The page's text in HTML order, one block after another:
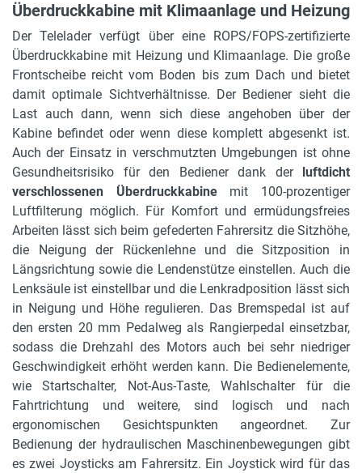
Überdruckkabine mit Klimaanlage und Heizung
Der Telelader verfügt über eine ROPS/FOPS-zertifizierte
Überdruckkabine mit Heizung und Klimaanlage. Die große
Frontscheibe reicht vom Boden bis zum Dach und bietet
damit optimale Sichtverhältnisse. Der Bediener sieht die
Last auch dann, wenn sich diese angehoben über der
Kabine befindet oder wenn diese komplett abgesenkt ist.
Auch der Einsatz in verschmutzten Umgebungen ist ohne
Gesundheitsrisiko für den Bediener dank der luftdicht
verschlossenen Überdruckkabinemit 100-prozentiger
Luftfilterung möglich. Für Komfort und ermüdungsfreies
Arbeiten lässt sich beim gefederten Fahrersitz die Sitzhöhe,
die Neigung der Rückenlehne und die Sitzposition in
Längsrichtung sowie die Lendenstütze einstellen. Auch die
Lenksäule ist einstellbar und die Lenkradposition lässt sich
in Neigung und Höhe regulieren. Das Bremspedal ist auf
den ersten 20 mm Pedalweg als Rangierpedal einsetzbar,
sodass die Drehzahl des Motors auch bei sehr niedriger
Geschwindigkeit erhöht werden kann. Die Bedienelemente,
wie Startschalter, Not-Aus-Taste, Wahlschalter für die
Fahrtrichtung und weitere, sind logisch und nach
ergonomischen Gesichtspunkten angeordnet. Zur
Bedienung der hydraulischen Maschinenbewegungen gibt
es zwei Joysticks am Fahrersitz. Ein Joystick wird für das